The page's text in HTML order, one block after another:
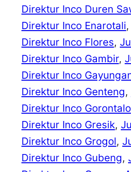
Direktur Inco Duren
Direktur Inco Enarotali,
Direktur Inco Flores,
Direktur Inco Gambir,
Direktur Inco
Direktur Inco Genteng,
Direktur Inco Gorontalo
Direktur Inco Gresik,
Direktur Inco Grogol,
Direktur Inco Gubeng,